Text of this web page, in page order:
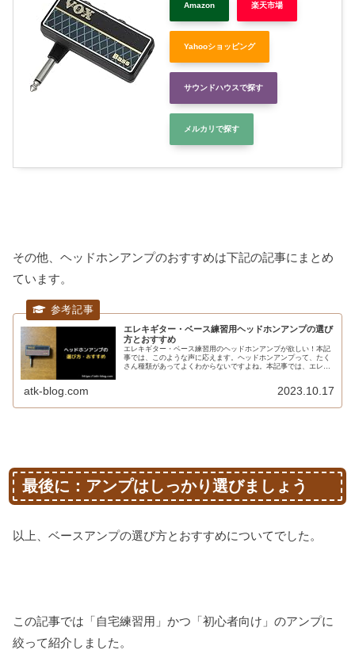
Amazon 楽天市場
Yahooショッピング
サウンドハウスで探す
メルカリで探す
その他、ヘッドホンアンプのおすすめは下記の記事にまとめ
ています。
エレキギター・ベース練習用ヘッドホンアンプの選び
方とおすすめ
エレキギター・ベース練習用のヘッドホンアンプが欲しい！本記
事では、このような声に応えます。ヘッドホンアンプって、たく
さん種類があってよくわからないですよね。本記事では、エレキ
atk-blog.com 2023.10.17
最後に：アンプはしっかり選びましょう
以上、ベースアンプの選び方とおすすめについてでした。
この記事では「自宅練習用」かつ「初心者向け」のアンプに
絞って紹介しました。